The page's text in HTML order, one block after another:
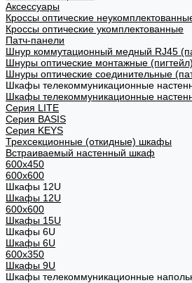
Аксессуары
Кроссы оптические
Кроссы оптические укомплектованные
Патч-панели
Шнур коммутационный медный RJ45
Шнуры оптические монтажные (пигтейл)
Шнуры оптические соединительные
Шкафы телекоммуникационные
Шкафы телекоммуникационные
Cерия LITE
Cерия BASIS
Cерия KEYS
Трехсекционные (откидные) шкафы
Встраиваемый настенный шкаф
600x450
600x600
Шкафы 12U
Шкафы 12U
600x600
Шкафы 15U
Шкафы 6U
Шкафы 6U
600x350
Шкафы 9U
Шкафы телекоммуникационные